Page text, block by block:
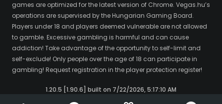
games are optimized for the latest version of Chrome. Vegas.hu’s
operations are supervised by the Hungarian Gaming Board.
Players under 18 and players deemed vulnerable are not allowed
to gamble. Excessive gambling is harmful and can cause
addiction! Take advantage of the opportunity to self-limit and
self-exclude! Only people over the age of 18 can participate in
gambling! Request registration in the player protection register!
1.20.5 [1.90.6] built on 7/22/2026, 5:17:10 AM